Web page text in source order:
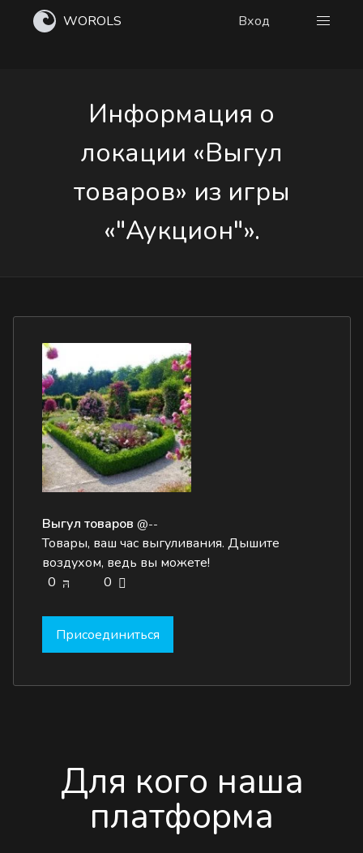
WOROLS Вход
Информация о
локации «Выгул
товаров» из игры
«"Аукцион"».
Выгул товаров @--
Товары, ваш час выгуливания. Дышите
воздухом, ведь вы можете!
0
0
Присоединиться
Для кого наша
платформа